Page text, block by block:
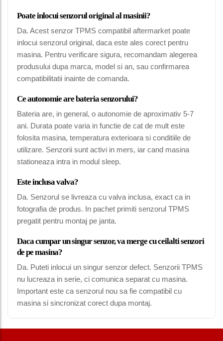
Poate inlocui senzorul original al masinii?
Da. Acest senzor TPMS compatibil aftermarket poate
inlocui senzorul original, daca este ales corect pentru
masina. Pentru verificare sigura, recomandam alegerea
produsului dupa marca, model si an, sau confirmarea
compatibilitatii inainte de comanda.
Ce autonomie are bateria senzorului?
Bateria are, in general, o autonomie de aproximativ 5-7
ani. Durata poate varia in functie de cat de mult este
folosita masina, temperatura exterioara si conditiile de
utilizare. Senzorii sunt activi in mers, iar cand masina
stationeaza intra in modul sleep.
Este inclusa valva?
Da. Senzorul se livreaza cu valva inclusa, exact ca in
fotografia de produs. In pachet primiti senzorul TPMS
pregatit pentru montaj pe janta.
Daca cumpar un singur senzor, va merge cu ceilalti senzori
de pe masina?
Da. Puteti inlocui un singur senzor defect. Senzorii TPMS
nu lucreaza in serie, ci comunica separat cu masina.
Important este ca senzorul nou sa fie compatibil cu
masina si sincronizat corect dupa montaj.